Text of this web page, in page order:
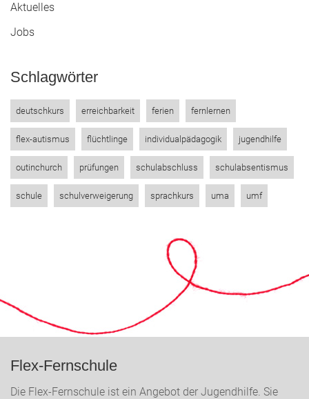
Aktuelles
Jobs
Schlagwörter
deutschkurs erreichbarkeit ferien fernlernen
flex-autismus flüchtlinge individualpädagogik jugendhilfe
outinchurch prüfungen schulabschluss schulabsentismus
schule schulverweigerung sprachkurs uma umf
Flex-Fernschule
Die Flex-Fernschule ist ein Angebot der Jugendhilfe. Sie